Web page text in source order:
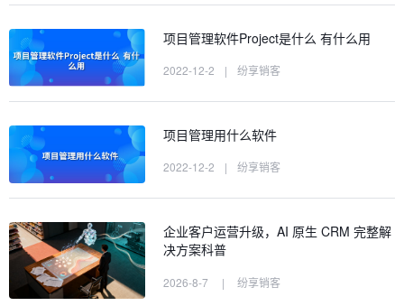
项目管理软件Project是什么 有什么用
2022-12-2 | 纷享销客
项目管理用什么软件
2022-12-2 | 纷享销客
企业客户运营升级，AI 原生 CRM 完整解
决方案科普
2026-8-7 | 纷享销客